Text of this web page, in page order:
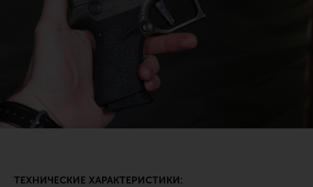
ТЕХНИЧЕСКИЕ ХАРАКТЕРИСТИКИ: